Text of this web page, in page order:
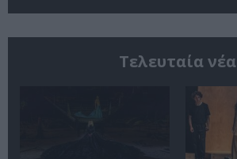
Τελευταία νέα